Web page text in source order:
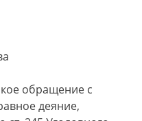
обращение с
деяние,